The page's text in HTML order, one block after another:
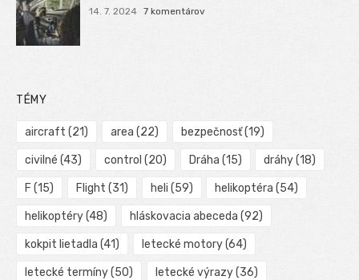
14. 7. 2024 7 komentárov
TÉMY
aircraft (21) area (22) bezpečnosť(19)
civilné (43) control (20) Dráha (15) dráhy(18)
F (15) Flight (31) heli (59) helikoptéra (54)
helikoptéry(48) hláskovacia abeceda (92)
kokpit lietadla (41) letecké motory(64)
letecké termíny(50) letecké výrazy(36)